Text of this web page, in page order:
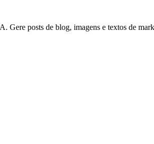
Gere posts de blog, imagens e textos de